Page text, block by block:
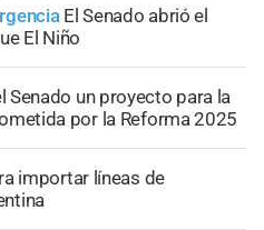
El Senado abrió el
El Niño
Senado un proyecto para la
por la Reforma 2025
importar líneas de